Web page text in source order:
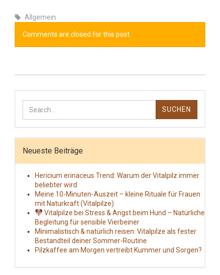
Allgemein
Comments are closed for this post.
Suchen
nach:
Neueste Beiträge
Hericium erinaceus Trend: Warum der Vitalpilz immer
beliebter wird
Meine 10-Minuten-Auszeit – kleine Rituale für Frauen
mit Naturkraft (Vitalpilze)
Vitalpilze bei Stress & Angst beim Hund – Natürliche
Begleitung für sensible Vierbeiner
Minimalistisch & natürlich reisen: Vitalpilze als fester
Bestandteil deiner Sommer-Routine
Pilzkaffee am Morgen vertreibt Kummer und Sorgen?